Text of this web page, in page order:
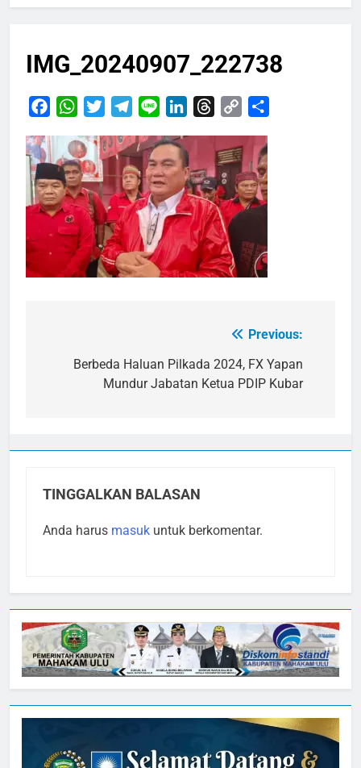
IMG_20240907_222738
FacebookWhatsApp
TwitterTelegram
Line LinkedInThreads
Copy
Previous:
Berbeda Haluan Pilkada 2024, FX Yapan
Mundur Jabatan Ketua PDIP Kubar
TINGGALKAN BALASAN
Anda harus masuk untuk berkomentar.